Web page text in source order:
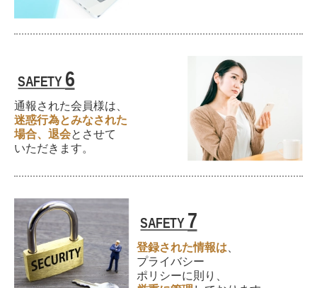
SAFETY 6
通報された会員様は、
迷惑行為とみなされた
場合、退会とさせて
いただきます。
SAFETY 7
登録された情報は
プライバシー
ポリシーに則り、